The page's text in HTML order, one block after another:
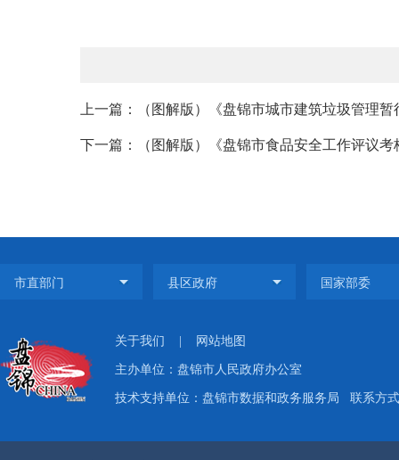
上一篇：（图解版）《盘锦市城市建筑垃圾管理
下一篇：（图解版）《盘锦市食品安全工作评议
关于我们 网站地图
主办单位：盘锦市人民政府办公室
技术支持单位：盘锦市数据和政务服务局 联系方